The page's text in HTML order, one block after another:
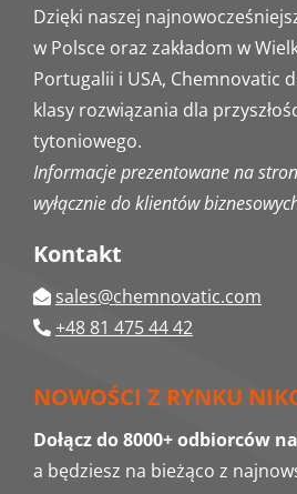
Dzięki naszej
w Polsce oraz zakładom w
Portugalii i USA, Chemnovatic
klasy rozwiązania dla
tytoniowego.
Informacje prezentowane na
wyłącznie do klientów
Kontakt
sales@chemnovatic.com
+48 81 475 44 42
NOWOŚCI Z RYNKU
Dołącz do 8000+ odbiorców
a będziesz na bieżąco z